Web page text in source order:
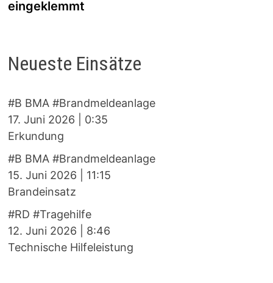
eingeklemmt
Neueste Einsätze
#B BMA #Brandmeldeanlage
17. Juni 2026
0:35
Erkundung
#B BMA #Brandmeldeanlage
15. Juni 2026
11:15
Brandeinsatz
#RD #Tragehilfe
12. Juni 2026
8:46
Technische Hilfeleistung